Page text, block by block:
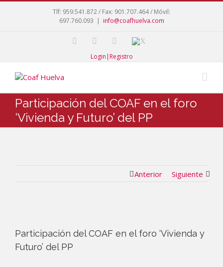
Tlf: 959.541.872 / Fax: 901.707.464 / Móvil:
697.760.093 | info@coafhuelva.com
Login|Registro
Participación del COAF en el foro
‘Vivienda y Futuro’ del PP
Anterior Siguiente
Participación del COAF en el foro ‘Vivienda y
Futuro’ del PP